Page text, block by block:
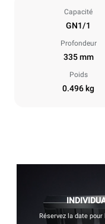
Capacité
GN1/1
Profondeur
335 mm
Poids
0.496 kg
Réservez la date